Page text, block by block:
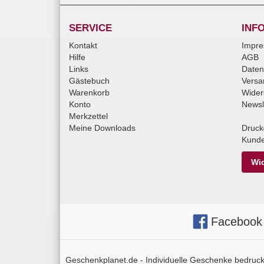
SERVICE
Kontakt
Hilfe
Links
Gästebuch
Warenkorb
Konto
Merkzettel
Meine Downloads
AGB
Facebook
Geschenkplanet.de - Individuelle Geschenke